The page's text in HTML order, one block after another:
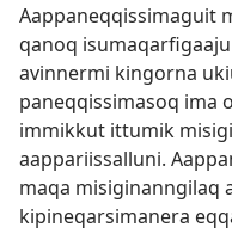
Aap­paneq­qis­simaguit
qanoq
avin­nermi kingor­na
paneq­qis­simasoq ima
im­mik­kut it­tumik
aap­pariis­sal­luni.
maqa misiginan­ngilaq
kipineqarsimanera